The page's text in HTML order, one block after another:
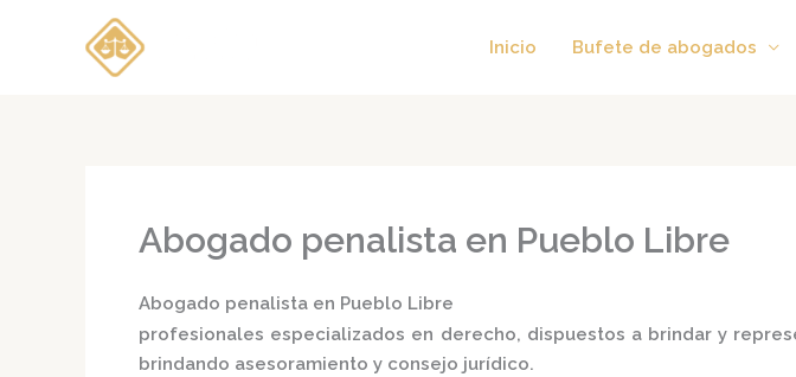
Inicio Bufete de abogados
Abogado penalista en Pueblo Libre
Abogado penalista en Pueblo Libre
profesionales especializados en derecho, dispuestos a brindar y
brindando asesoramiento y consejo jurídico.